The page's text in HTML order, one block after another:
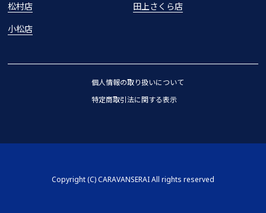
松村店
田上さくら店
小松店
個人情報の取り扱いについて
特定商取引法に関する表示
Copyright (C) CARAVANSERAI All rights reserved